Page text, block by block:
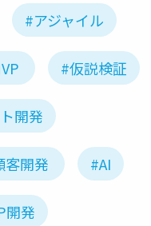
#アジャイル
#仮説検証
開発
客開発 #AI
開発